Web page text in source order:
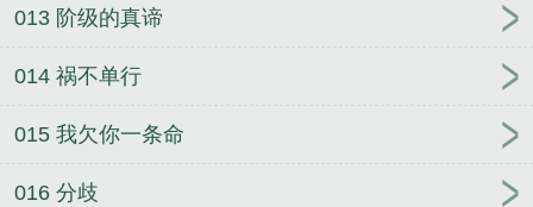
013 阶级的真谛
014 祸不单行
015 我欠你一条命
016 分歧